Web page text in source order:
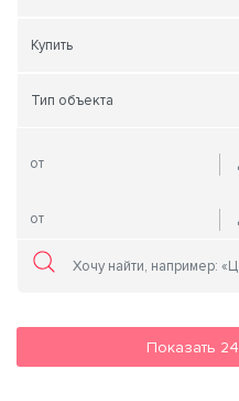
Купить
Тип объекта
Показать 24